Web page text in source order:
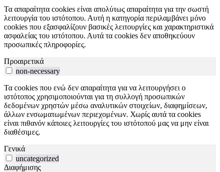
Τα απαραίτητα cookies είναι απολύτως απαραίτητα για την σωστή
λειτουργία του ιστότοπου. Αυτή η κατηγορία περιλαμβάνει μόνο
cookies που εξασφαλίζουν βασικές λειτουργίες και χαρακτηριστικά
ασφαλείας του ιστότοπου. Αυτά τα cookies δεν αποθηκεύουν
προσωπικές πληροφορίες.
Προαιρετικά
non-necessary
Τα cookies που ενώ δεν απαραίτητα για να λειτουργήσει ο
ιστότοπος χρησιμοποιούνται για τη συλλογή προσωπικών
δεδομένων χρηστών μέσω αναλυτικών στοιχείων, διαφημίσεων,
άλλων ενσωματωμένων περιεχομένων. Χωρίς αυτά τα cookies
είναι πιθανόν κάποιες λειτουργίες του ιστότοπού μας να μην είναι
διαθέσιμες.
Γενικά
uncategorized
Διαφήμισης